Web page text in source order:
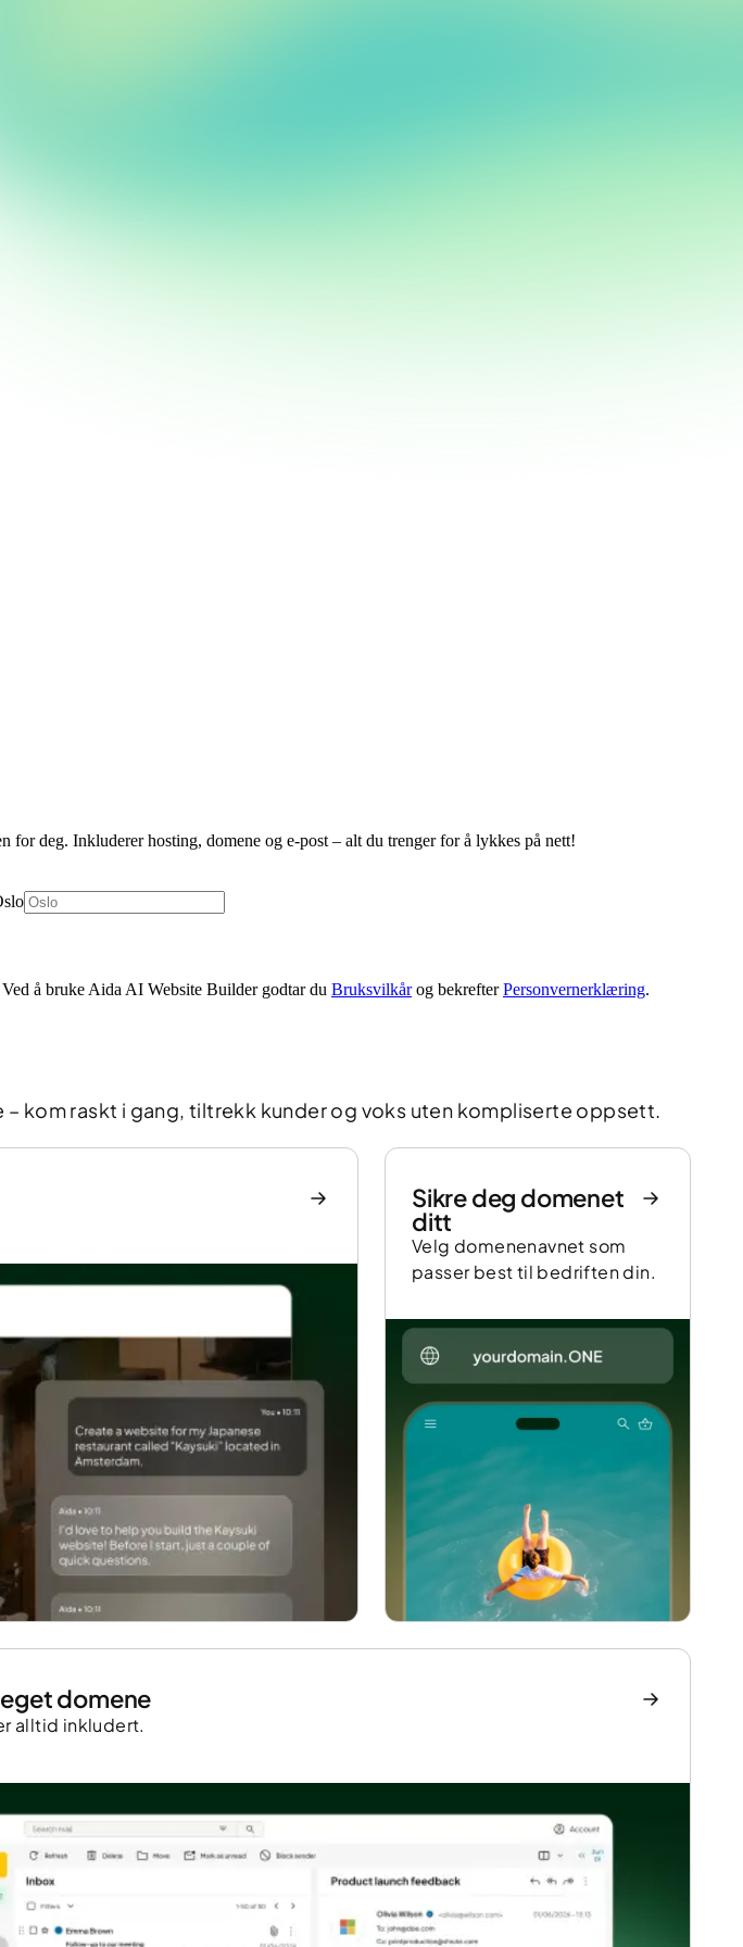
deg. Inkluderer hosting, domene og e-post – alt du trenger for å lykkes på nett!
å bruke Aida AI Website Builder godtar du Bruksvilkårog bekrefterPersonvernerklæring.
kom raskt i gang, tiltrekk kunder og voks uten kompliserte oppsett.
Sikre deg domenet
ditt
Velg domenenavnet som
passer best til bedriften din.
domene
alltid inkludert.